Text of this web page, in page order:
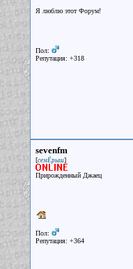
Я люблю этот Форум!
Пол:
Репутация: +318
sevenfm
[семЁрыш]
Прирожденный Джаец
Пол:
Репутация: +364